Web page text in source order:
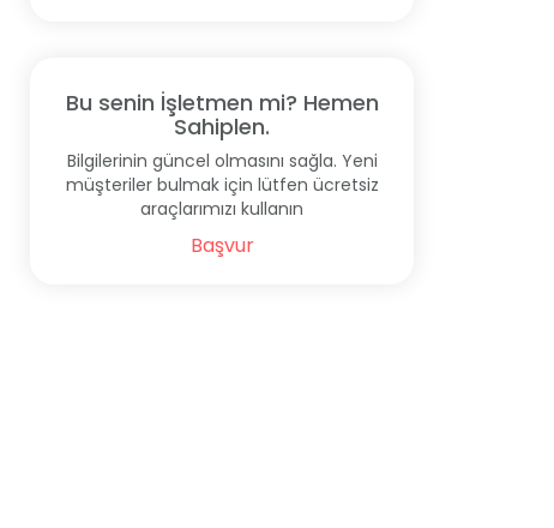
Bu senin İşletmen mi? Hemen
Sahiplen.
Bilgilerinin güncel olmasını sağla. Yeni
müşteriler bulmak için lütfen ücretsiz
araçlarımızı kullanın
Başvur